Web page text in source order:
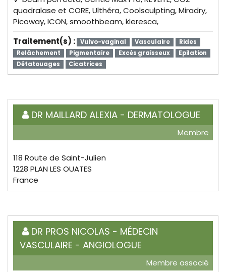
quadralase et CORE, Ulthéra, Coolsculpting, Miradry,
Picoway, ICON, smoothbeam, kleresca,
Traitement(s) :
Vulvo-vaginal Vasculaire
Rides
Relâchement
Pigmentaire Excès graisseux
Epilation
Détatouages
Cicatrices
DR MAILLARD ALEXIA - DERMATOLOGUE
Membre
118 Route de Saint-Julien
1228 PLAN LES OUATES
France
DR PROS NICOLAS - MÉDECIN
VASCULAIRE - ANGIOLOGUE
Membre associé